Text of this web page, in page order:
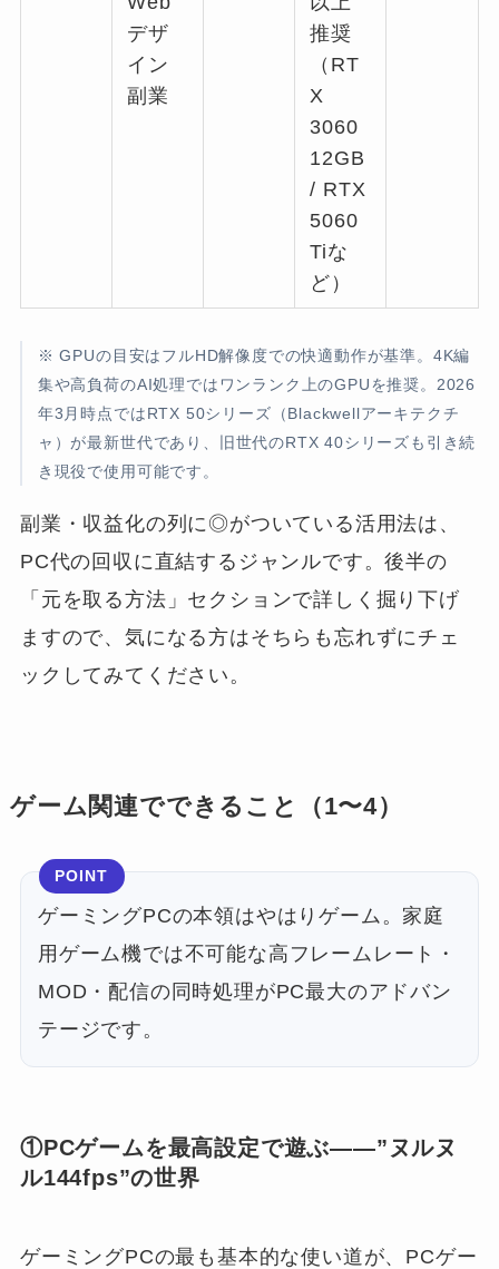
デザ
イン
副業
推奨
（RT
X
3060
12GB
/ RTX
5060
Tiな
ど）
※ GPUの目安はフルHD解像度での快適動作が基準。4K編
集や高負荷のAI処理ではワンランク上のGPUを推奨。2026
年3月時点ではRTX 50シリーズ（Blackwellアーキテクチ
ャ）が最新世代であり、旧世代のRTX 40シリーズも引き続
き現役で使用可能です。
副業・収益化の列に◎がついている活用法は、
PC代の回収に直結するジャンルです。後半の
「元を取る方法」セクションで詳しく掘り下げ
ますので、気になる方はそちらも忘れずにチェ
ックしてみてください。
ゲーム関連でできること（1〜4）
POINT
ゲーミングPCの本領はやはりゲーム。家庭
用ゲーム機では不可能な高フレームレート・
MOD・配信の同時処理がPC最大のアドバン
テージです。
①PCゲームを最高設定で遊ぶ——”ヌルヌ
ル144fps”の世界
ゲーミングPCの最も基本的な使い道が、PCゲー